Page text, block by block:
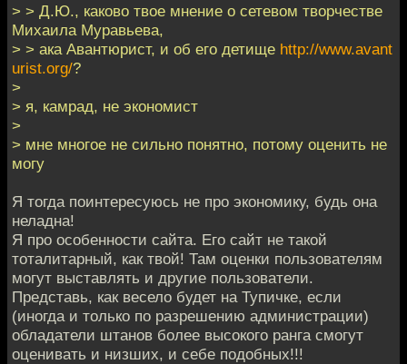
> > Д.Ю., каково твое мнение о сетевом творчестве
Михаила Муравьева,
> > ака Авантюрист, и об его детище http://www.avant
urist.org/?
>
> я, камрад, не экономист
>
> мне многое не сильно понятно, потому оценить не
могу
Я тогда поинтересуюсь не про экономику, будь она
неладна!
Я про особенности сайта. Его сайт не такой
тоталитарный, как твой! Там оценки пользователям
могут выставлять и другие пользователи.
Представь, как весело будет на Тупичке, если
(иногда и только по разрешению администрации)
обладатели штанов более высокого ранга смогут
оценивать и низших, и себе подобных!!!